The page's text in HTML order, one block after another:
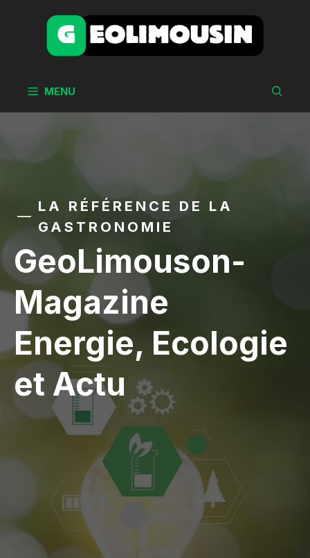
MENU
LA RÉFÉRENCE DE LA
GASTRONOMIE
GeoLimouson-
Magazine
Energie, Ecologie
et Actu